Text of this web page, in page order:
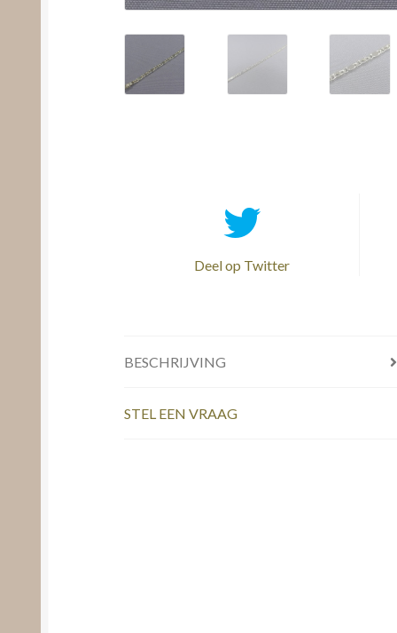
Deel op Twitter
BESCHRIJVING
STEL EEN VRAAG